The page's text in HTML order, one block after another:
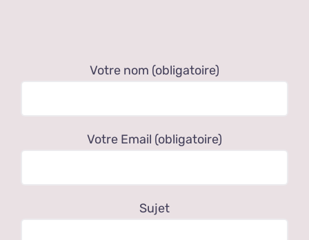
Votre nom (obligatoire)
Votre Email (obligatoire)
Sujet